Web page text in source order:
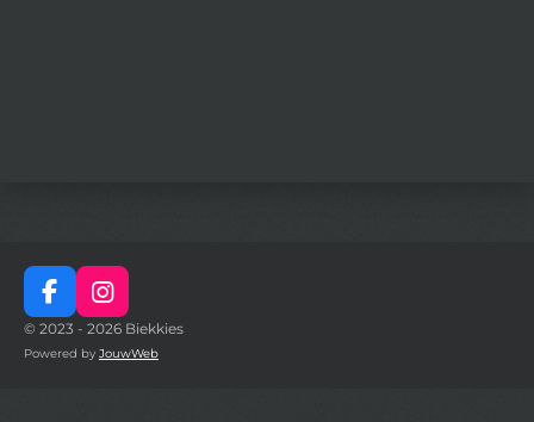
F
a
c
I
n
s
© 2023 - 2026 Biekkies
Powered by JouwWeb